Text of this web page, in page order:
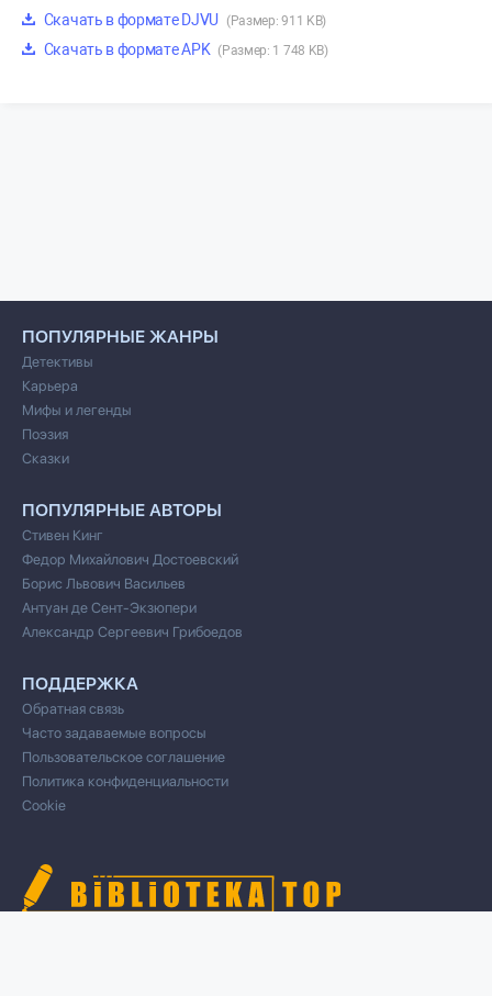
Скачать в формате DJVU (Размер: 911 KB)
Скачать в формате APK (Размер: 1 748 KB)
ПОПУЛЯРНЫЕ ЖАНРЫ
Детективы
Карьера
Мифы и легенды
Поэзия
Сказки
ПОПУЛЯРНЫЕ АВТОРЫ
Стивен Кинг
Федор Михайлович Достоевский
Борис Львович Васильев
Антуан де Сент-Экзюпери
Александр Сергеевич Грибоедов
ПОДДЕРЖКА
Обратная связь
Часто задаваемые вопросы
Пользовательское соглашение
Политика конфиденциальности
Cookie